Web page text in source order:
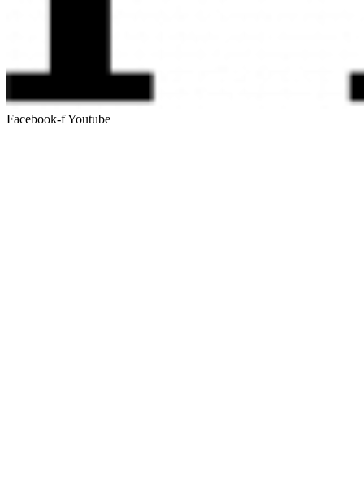
Facebook-fYoutube